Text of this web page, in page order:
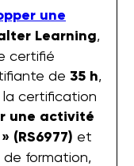
une
Learning,
certifié
de 35 h,
la certification
une activité
(RS6977) et
de formation,